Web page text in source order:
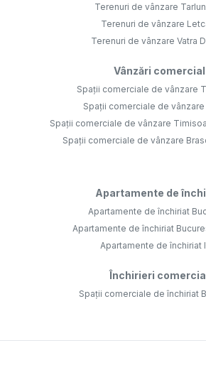
Terenuri de vânzare
Terenuri de vânzare
Terenuri de vânzare Vatra
Vânzări comercial
Spații comerciale de vânzare
Spații comerciale de
Spații comerciale de vânzare
Spații comerciale de vânzare
Apartamente de
Apartamente de închiriat
Apartamente de închiriat
Apartamente de închiriat
Închirieri
Spații comerciale de închiriat